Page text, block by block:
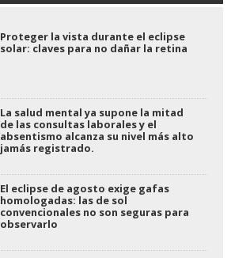
Proteger la vista durante el eclipse
solar: claves para no dañar la retina
La salud mental ya supone la mitad
de las consultas laborales y el
absentismo alcanza su nivel más alto
jamás registrado.
El eclipse de agosto exige gafas
homologadas: las de sol
convencionales no son seguras para
observarlo